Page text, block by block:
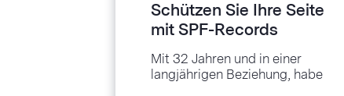
Schützen Sie Ihre Seite
mit SPF-Records
Mit 32 Jahren und in einer
langjährigen Beziehung, habe